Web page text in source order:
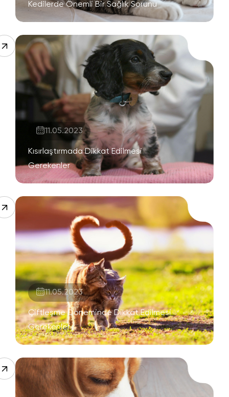
Kedilerde Önemli Bir Sağlık Sorunu
11.05.2023
Kısırlaştırmada Dikkat Edilmesi
Gerekenler
11.05.2023
Çiftleşme Döneminde Dikkat Edilmesi
Gerekenler